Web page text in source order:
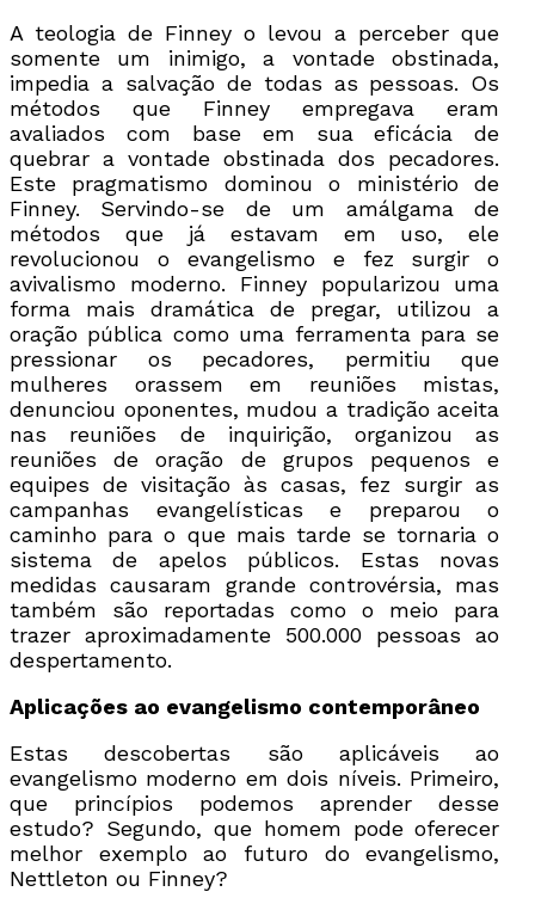
A teologia de Finney o levou a perceber que
somente um inimigo, a vontade obstinada,
impedia a salvação de todas as pessoas. Os
métodos que Finney empregava eram
avaliados com base em sua eficácia de
quebrar a vontade obstinada dos pecadores.
Este pragmatismo dominou o ministério de
Finney. Servindo-se de um amálgama de
métodos que já estavam em uso, ele
revolucionou o evangelismo e fez surgir o
avivalismo moderno. Finney popularizou uma
forma mais dramática de pregar, utilizou a
oração pública como uma ferramenta para se
pressionar os pecadores, permitiu que
mulheres orassem em reuniões mistas,
denunciou oponentes, mudou a tradição aceita
nas reuniões de inquirição, organizou as
reuniões de oração de grupos pequenos e
equipes de visitação às casas, fez surgir as
campanhas evangelísticas e preparou o
caminho para o que mais tarde se tornaria o
sistema de apelos públicos. Estas novas
medidas causaram grande controvérsia, mas
também são reportadas como o meio para
trazer aproximadamente 500.000 pessoas ao
despertamento.
Aplicações ao evangelismo contemporâneo
Estas descobertas são aplicáveis ao
evangelismo moderno em dois níveis. Primeiro,
que princípios podemos aprender desse
estudo? Segundo, que homem pode oferecer
melhor exemplo ao futuro do evangelismo,
Nettleton ou Finney?